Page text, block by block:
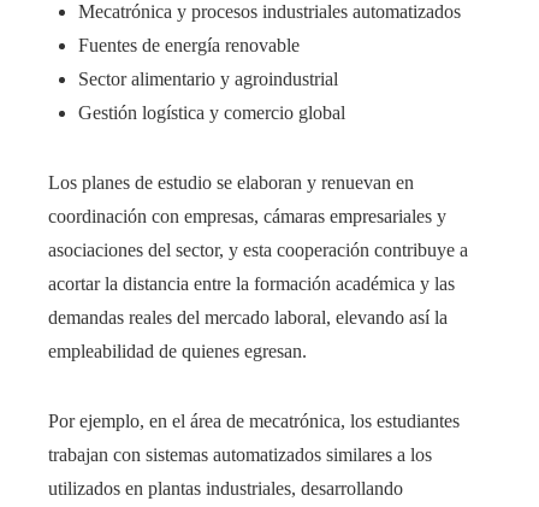
Mecatrónica y procesos industriales automatizados
Fuentes de energía renovable
Sector alimentario y agroindustrial
Gestión logística y comercio global
Los planes de estudio se elaboran y renuevan en
coordinación con empresas, cámaras empresariales y
asociaciones del sector, y esta cooperación contribuye a
acortar la distancia entre la formación académica y las
demandas reales del mercado laboral, elevando así la
empleabilidad de quienes egresan.
Por ejemplo, en el área de mecatrónica, los estudiantes
trabajan con sistemas automatizados similares a los
utilizados en plantas industriales, desarrollando